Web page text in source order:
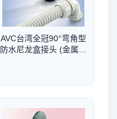
AVC台湾全冠90°弯角型
防水尼龙盒接头 (金属软